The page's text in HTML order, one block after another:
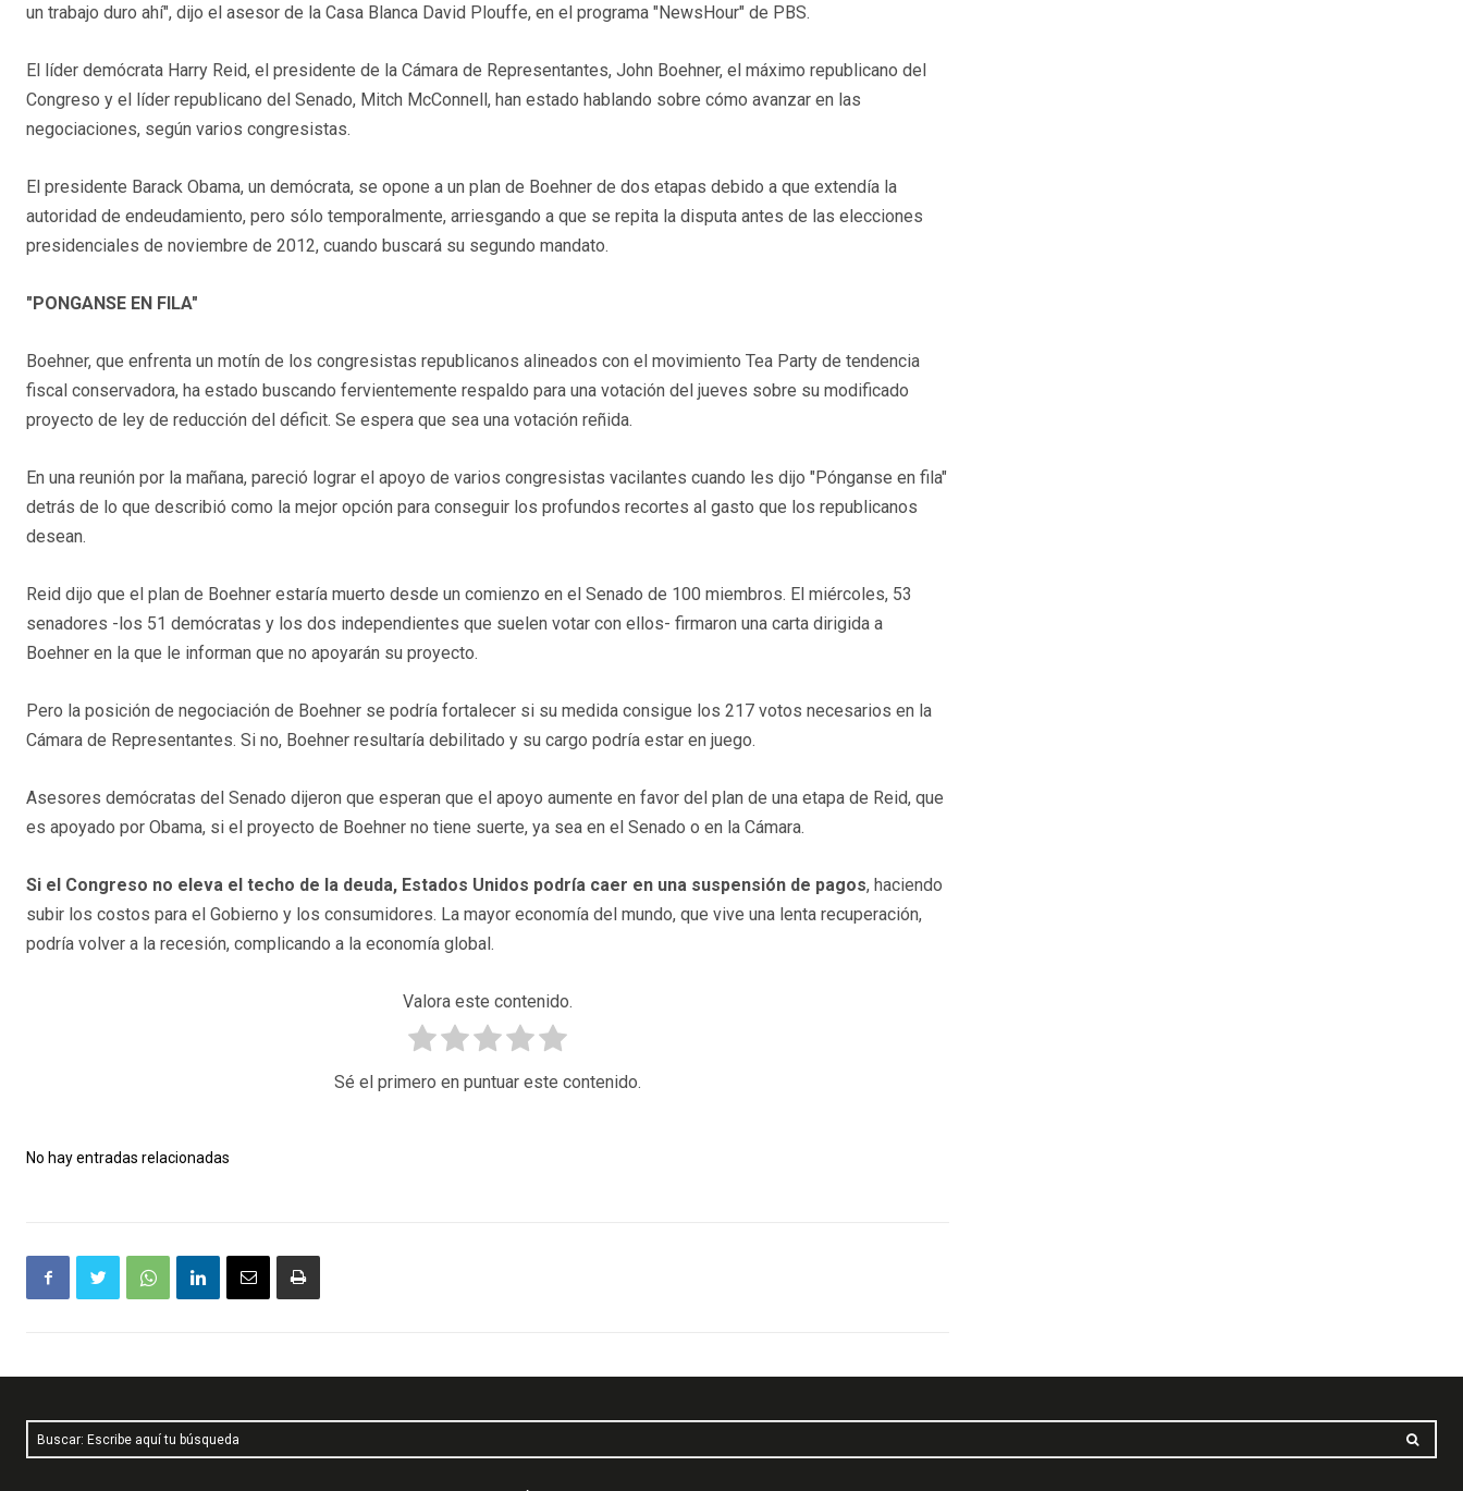
un trabajo duro ahí", dijo el asesor de la Casa Blanca David Plouffe, en el programa "NewsHour" de PBS.
El líder demócrata Harry Reid, el presidente de la Cámara de Representantes, John Boehner, el máximo republicano del
Congreso y el líder republicano del Senado, Mitch McConnell, han estado hablando sobre cómo avanzar en las
negociaciones, según varios congresistas.
El presidente Barack Obama, un demócrata, se opone a un plan de Boehner de dos etapas debido a que extendía la
autoridad de endeudamiento, pero sólo temporalmente, arriesgando a que se repita la disputa antes de las elecciones
presidenciales de noviembre de 2012, cuando buscará su segundo mandato.
"PONGANSE EN FILA"
Boehner, que enfrenta un motín de los congresistas republicanos alineados con el movimiento Tea Party de tendencia
fiscal conservadora, ha estado buscando fervientemente respaldo para una votación del jueves sobre su modificado
proyecto de ley de reducción del déficit. Se espera que sea una votación reñida.
En una reunión por la mañana, pareció lograr el apoyo de varios congresistas vacilantes cuando les dijo "Pónganse en fila"
detrás de lo que describió como la mejor opción para conseguir los profundos recortes al gasto que los republicanos
desean.
Reid dijo que el plan de Boehner estaría muerto desde un comienzo en el Senado de 100 miembros. El miércoles, 53
senadores -los 51 demócratas y los dos independientes que suelen votar con ellos- firmaron una carta dirigida a
Boehner en la que le informan que no apoyarán su proyecto.
Pero la posición de negociación de Boehner se podría fortalecer si su medida consigue los 217 votos necesarios en la
Cámara de Representantes. Si no, Boehner resultaría debilitado y su cargo podría estar en juego.
Asesores demócratas del Senado dijeron que esperan que el apoyo aumente en favor del plan de una etapa de Reid, que
es apoyado por Obama, si el proyecto de Boehner no tiene suerte, ya sea en el Senado o en la Cámara.
Si el Congreso no eleva el techo de la deuda, Estados Unidos podría caer en una suspensión de pagos, haciendo
subir los costos para el Gobierno y los consumidores. La mayor economía del mundo, que vive una lenta recuperación,
podría volver a la recesión, complicando a la economía global.
Valora este contenido.
Sé el primero en puntuar este contenido.
No hay entradas relacionadas
Buscar: Escribe aquí tu búsqueda